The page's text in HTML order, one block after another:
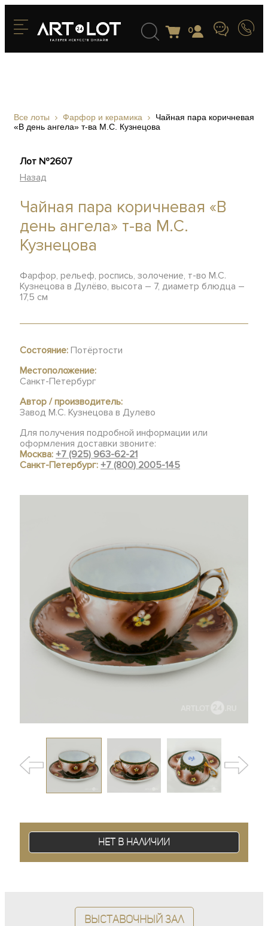
0
Все лоты Фарфор и керамика
Чайная пара коричневая
«В день ангела» т-ва М.С. Кузнецова
Лот №2607
Назад
Чайная пара коричневая «В
день ангела» т-ва М.С.
Кузнецова
Фарфор, рельеф, роспись, золочение, т-во М.С.
Кузнецова в Дулёво, высота – 7, диаметр блюдца –
17,5 см
Состояние: Потёртости
Местоположение:
Санкт-Петербург
Автор / производитель:
Завод М.С. Кузнецова в Дулево
Для получения подробной информации или
оформления доставки звоните:
Москва:+7 (925) 963-62-21
Санкт-Петербург:+7 (800) 2005-145
Нет в наличии
Выставочный зал